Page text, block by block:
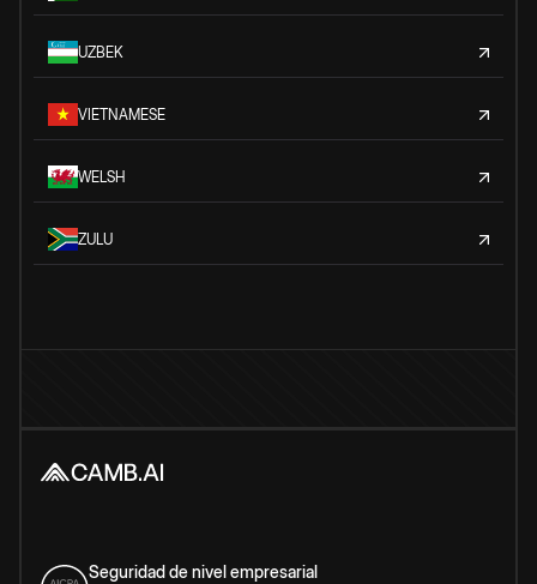
UZBEK
VIETNAMESE
WELSH
ZULU
Seguridad de nivel empresarial